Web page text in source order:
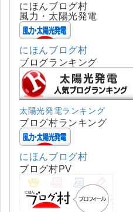
にほんブログ村
風力・太陽光発電
にほんブログ村
ブログランキング
太陽光発電ランキング
ブログ村ランキング
にほんブログ村
ブログ村PV